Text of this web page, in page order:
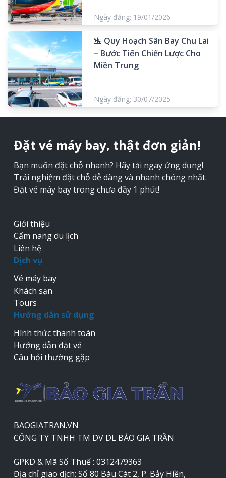
Ngày đăng: 19/01/2026
🛬 Quy Hoạch Sân Bay Chu Lai
– Bước Tiến Chiến Lược Cho
Miền Trung
Ngày đăng: 30/07/2025
Đặt vé máy bay, thật đơn giản!
Bạn muốn đặt chỗ nhanh? Hãy tải ngay ứng dụng!
Trải nghiệm đặt chỗ dễ dàng và nhanh chóng nhất.
Đặt vé máy bay trong chưa đầy 1 phút!
Giới thiệu
Cẩm nang du lịch
Liên hệ
Dịch vụ
Vé máy bay
Khách sạn
Tours
Hướng dẫn sử dụng
Hình thức thanh toán
Hướng dẫn đặt vé
Câu hỏi thường gặp
BAOGIATRAN.VN
CÔNG TY TNHH TM DV DL BẢO GIA TRẦN
GPKD & Mã Số Thuế : 0312479363
Địa chỉ giao dịch: Số 80 Bàu Cát 2, P. Bảy Hiền,